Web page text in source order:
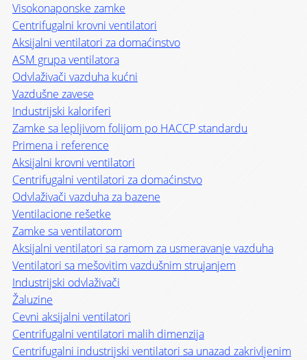
Visokonaponske zamke
Centrifugalni krovni ventilatori
Aksijalni ventilatori za domaćinstvo
ASM grupa ventilatora
Odvlaživači vazduha kućni
Vazdušne zavese
Industrijski kaloriferi
Zamke sa lepljivom folijom po HACCP standardu
Primena i reference
Aksijalni krovni ventilatori
Centrifugalni ventilatori za domaćinstvo
Odvlaživači vazduha za bazene
Ventilacione rešetke
Zamke sa ventilatorom
Aksijalni ventilatori sa ramom za usmeravanje vazduha
Ventilatori sa mešovitim vazdušnim strujanjem
Industrijski odvlaživači
Žaluzine
Cevni aksijalni ventilatori
Centrifugalni ventilatori malih dimenzija
Centrifugalni industrijski ventilatori sa unazad zakrivljenim